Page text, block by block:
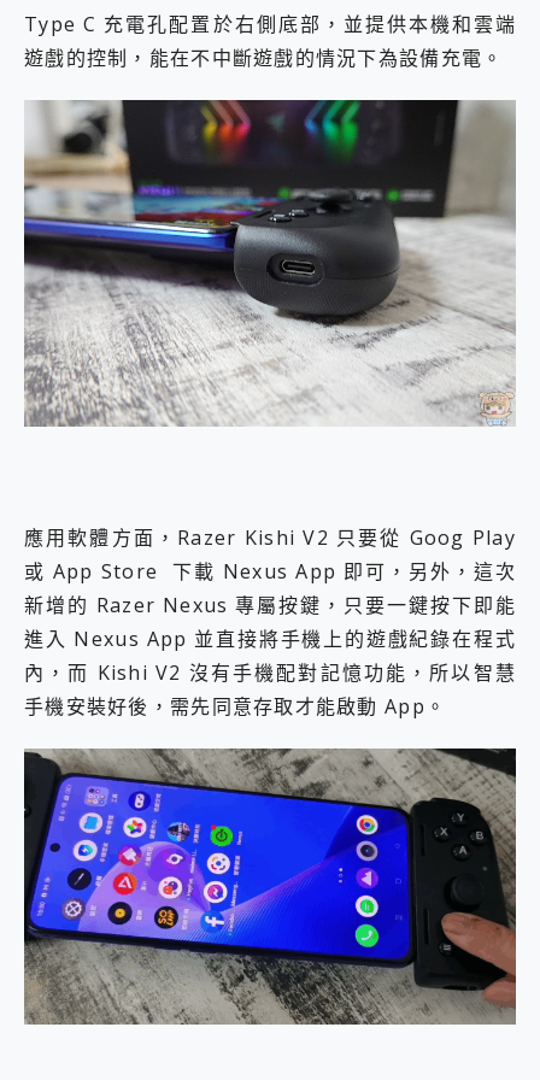
Type C 充電孔配置於右側底部，並提供本機和雲端
遊戲的控制，能在不中斷遊戲的情況下為設備充電。
應用軟體方面，Razer Kishi V2 只要從 Goog Play
或 App Store 下載 Nexus App 即可，另外，這次
新增的 Razer Nexus 專屬按鍵，只要一鍵按下即能
進入 Nexus App 並直接將手機上的遊戲紀錄在程式
內，而 Kishi V2 沒有手機配對記憶功能，所以智慧
手機安裝好後，需先同意存取才能啟動 App。